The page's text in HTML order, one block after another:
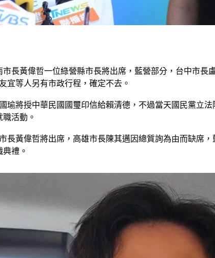
長黃偉哲一位綠營縣市長將出席，藍營部分，台中市
宜等人另有市政行程，確定不去。
將授中華民國國璽印信給賴清德，不過當天國民黨立
活動。
長黃偉哲將出席，高雄市長陳其邁因總質詢為由而缺席
禮。